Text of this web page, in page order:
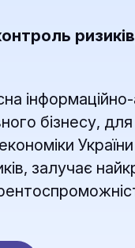
бізнесу,
залучає